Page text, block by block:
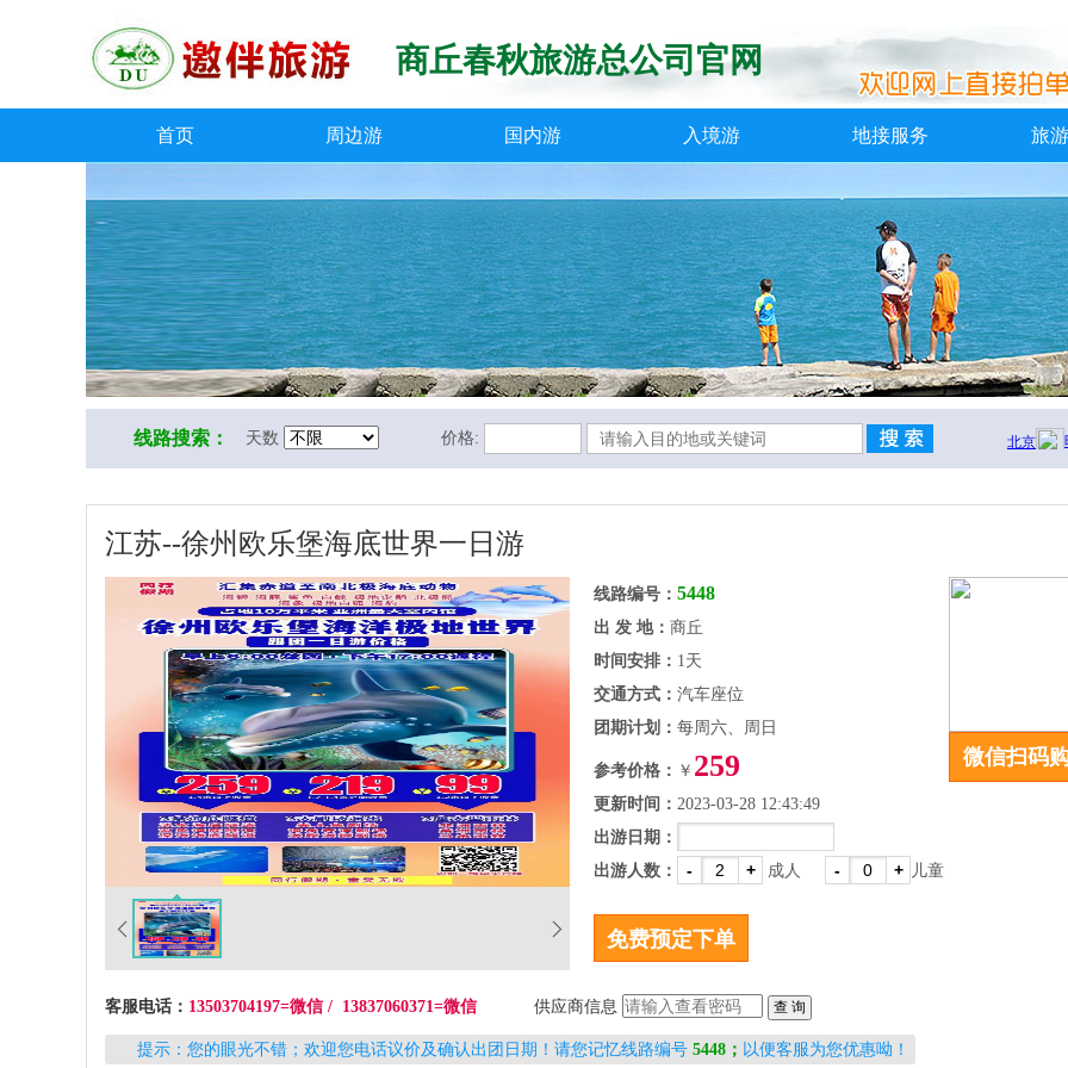
商丘春秋旅游总公司官网
首页 周边游 国内游 入境游 地接服务 旅
线路搜索： 天数 价格:
江苏--徐州欧乐堡海底世界一日游
线路编号： 5448
出 发 地： 商丘
时间安排： 1天
交通方式： 汽车座位
团期计划： 每周六、周日
参考价格： ￥ 259
更新时间： 2023-03-28 12:43:49
出游日期：
出游人数：
- + 成人 - + 儿童
微信扫码
客服电话： 13503704197=微信 / 13837060371=微信 供应商信息
提示：您的眼光不错；欢迎您电话议价及确认出团日期！请您记忆线路编号 5448； 以便客服为您优惠呦！